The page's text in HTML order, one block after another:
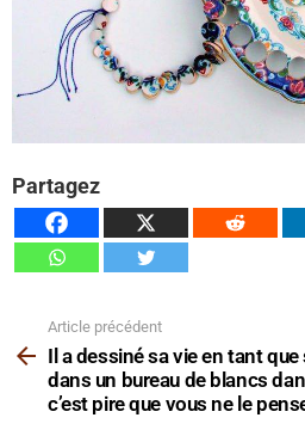
Partagez
plus
Article précédent
Il a dessiné sa vie en tant
dans un bureau de blancs
c’est pire que vous ne le